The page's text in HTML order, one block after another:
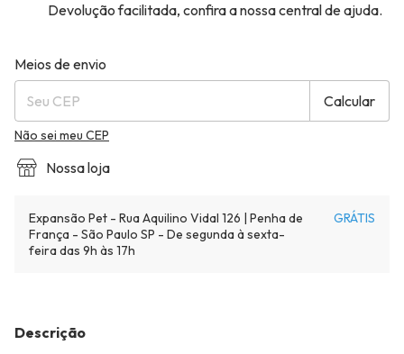
Devolução facilitada, confira a nossa central de ajuda.
Entregas para o CEP:
Meios de envio
Calcular
Não sei meu CEP
Nossa loja
Expansão Pet - Rua Aquilino Vidal 126 | Penha de
França - São Paulo SP - De segunda à sexta-
feira das 9h às 17h
GRÁTIS
Descrição